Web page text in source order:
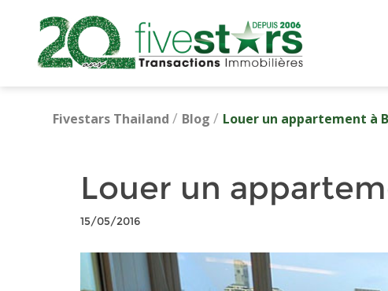
Fivestars Thailand / Blog / Louer un appartement à
Louer un
15/05/2016